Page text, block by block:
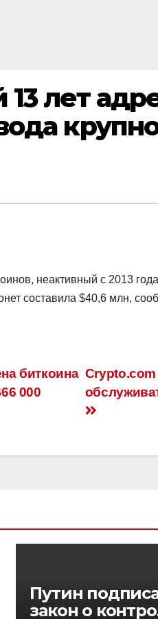
лет
неактивный с 2013
составила $40,6 млн,
биткоина
000
Путин
закон о